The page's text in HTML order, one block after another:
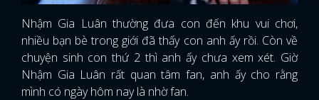
Nhậm Gia Luân thường đưa con đến khu vui chơi,
nhiều bạn bè trong giới đã thấy con anh ấy rồi. Còn về
chuyện sinh con thứ 2 thì anh ấy chưa xem xét. Giờ
Nhậm Gia Luân rất quan tâm fan, anh ấy cho rằng
mình có ngày hôm nay là nhờ fan.